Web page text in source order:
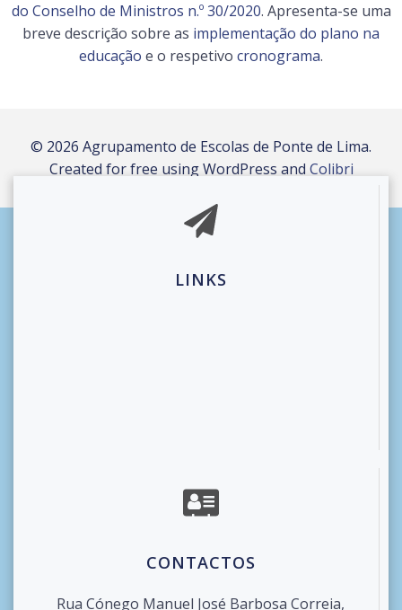
do Conselho de Ministros n.º 30/2020. Apresenta-se uma
breve descrição sobre as implementação do plano na
educação e o respetivo cronograma.
© 2026 Agrupamento de Escolas de Ponte de Lima.
Created for free using WordPress andColibri
LINKS
CONTACTOS
Rua Cónego Manuel José Barbosa Correia,